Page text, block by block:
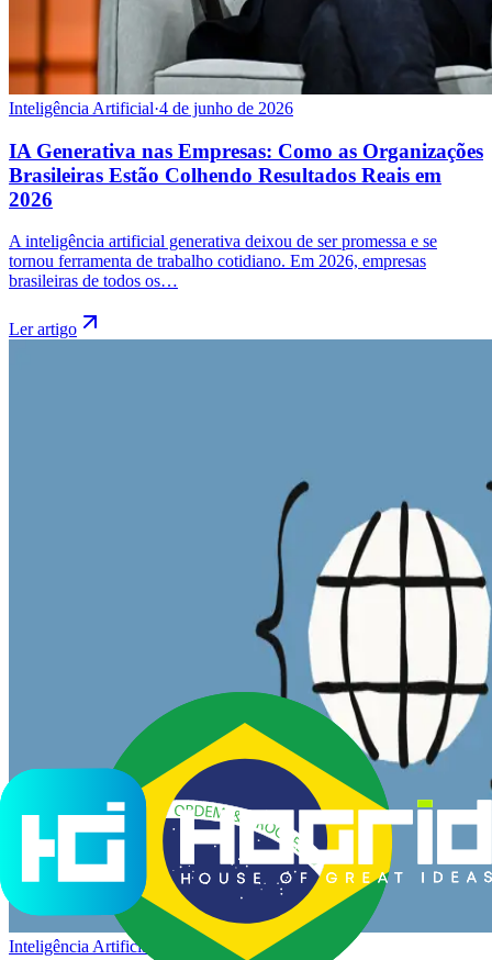
Inteligência Artificial·4 de junho de 2026
IA Generativa nas Empresas: Como as Organizações
Brasileiras Estão Colhendo Resultados Reais em
2026
A inteligência artificial generativa deixou de ser promessa e se
tornou ferramenta de trabalho cotidiano. Em 2026, empresas
brasileiras de todos os…
Ler artigo
Inteligência Artificial 27 de maio de 2026